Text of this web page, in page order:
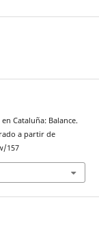
Cataluña: Balance.
a partir de
157